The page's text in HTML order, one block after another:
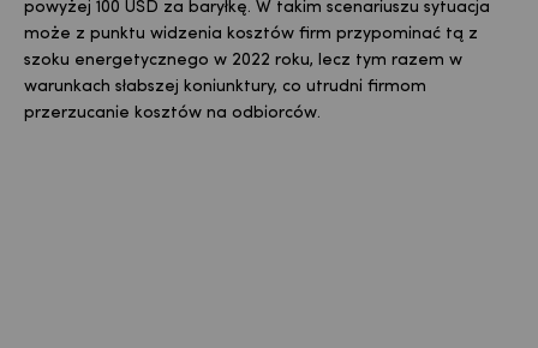
powyżej 100 USD za baryłkę. W takim scenariuszu sytuacja
może z punktu widzenia kosztów firm przypominać tą z
szoku energetycznego w 2022 roku, lecz tym razem w
warunkach słabszej koniunktury, co utrudni firmom
przerzucanie kosztów na odbiorców.